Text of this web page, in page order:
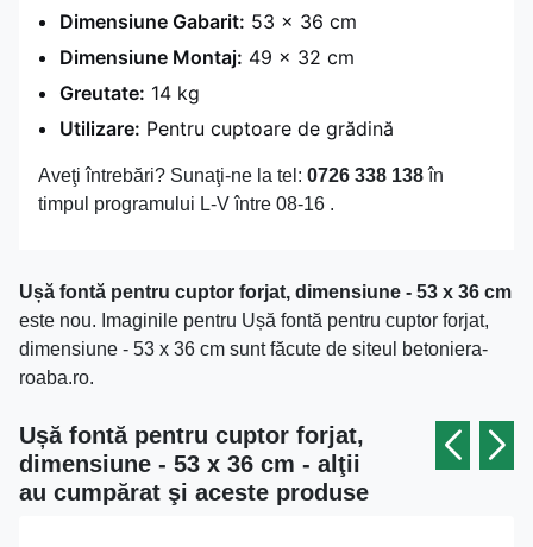
Dimensiune Gabarit: 53 x 36 cm
Dimensiune Montaj: 49 x 32 cm
Greutate: 14 kg
Utilizare: Pentru cuptoare de grădină
Aveţi întrebări? Sunaţi-ne la tel: 0726 338 138în
timpul programului L-V între 08-16 .
Ușă fontă pentru cuptor forjat, dimensiune - 53 x 36 cm
este nou. Imaginile pentru Ușă fontă pentru cuptor forjat,
dimensiune - 53 x 36 cm sunt făcute de siteul betoniera-
roaba.ro.
Ușă fontă pentru cuptor forjat,
dimensiune - 53 x 36 cm - alţii
au cumpărat şi aceste produse